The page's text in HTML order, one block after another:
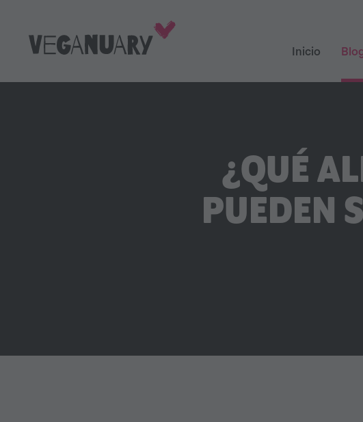
Inicio
¿QUÉ
PUEDEN